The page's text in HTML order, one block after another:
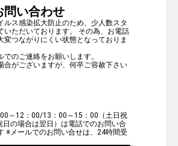
問い合わせ
ルス感染拡大防止のため、少人数スタ
いただいております。 その為、お電話
変つながりにくい状態となっておりま
のご連絡をお願いします。
合がございますが、何卒ご容赦下さい
～12：00/13：00～15：00（土日祝
日の場合は翌日）は電話でのお問い合
※メールでのお問い合せは、24時間受